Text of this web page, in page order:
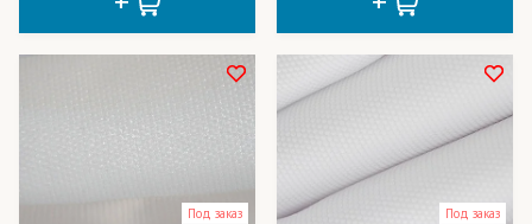
Под заказ Под заказ